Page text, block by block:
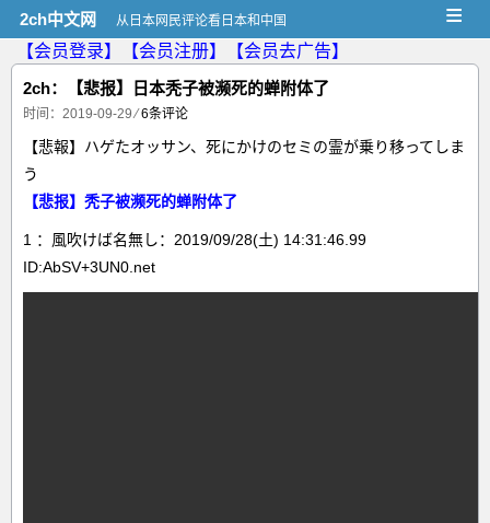
2ch中文网 从日本网民评论看日本和中国 ≡
【会员登录】 【会员注册】
【会员去广告】
2ch：【悲报】日本秃子被濒死的蝉附体了
时间：2019-09-29 ⁄6条评论
【悲報】ハゲたオッサン、死にかけのセミの霊が乗り移ってしま
う
【悲报】秃子被濒死的蝉附体了
1 ：風吹けば名無し：2019/09/28(土) 14:31:46.99
ID:AbSV+3UN0.net